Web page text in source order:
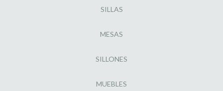
SILLAS
MESAS
SILLONES
MUEBLES